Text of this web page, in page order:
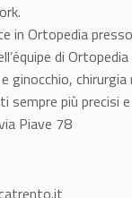
in Ortopedia
di
ginocchio,
più precisi
Piave 78